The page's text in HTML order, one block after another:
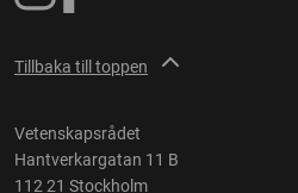
Tillbaka till toppen
Vetenskapsrådet
Hantverkargatan 11 B
112 21 Stockholm